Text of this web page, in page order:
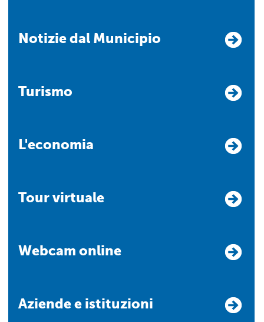
Notizie dal Municipio
Turismo
L'economia
Tour virtuale
Webcam online
Aziende e istituzioni